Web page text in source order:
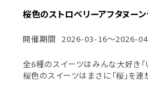
桜色のストロベリーアフタヌーン
開催期間 2026-03-16～2026-
全6種のスイーツはみんな大好き「
桜色のスイーツはまさに「桜」を